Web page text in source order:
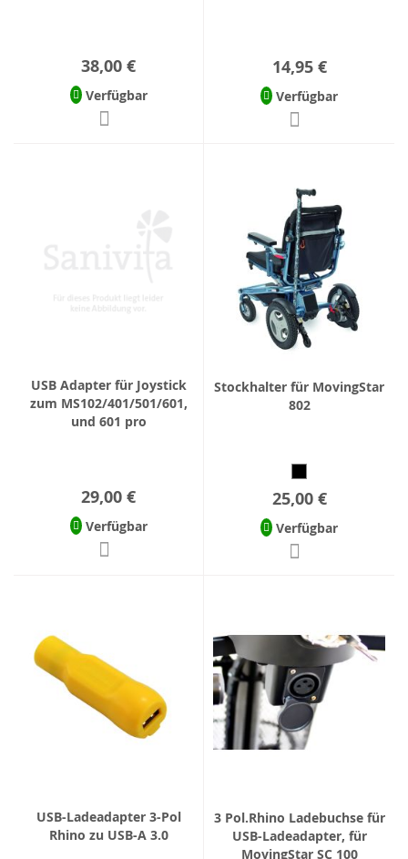
38,00 €
Verfügbar
14,95 €
Verfügbar
USB Adapter für Joystick
zum MS102/401/501/601,
und 601 pro
29,00 €
Verfügbar
Stockhalter für MovingStar
802
25,00 €
Verfügbar
USB-Ladeadapter 3-Pol
Rhino zu USB-A 3.0
3 Pol.Rhino Ladebuchse für
USB-Ladeadapter, für
MovingStar SC 100